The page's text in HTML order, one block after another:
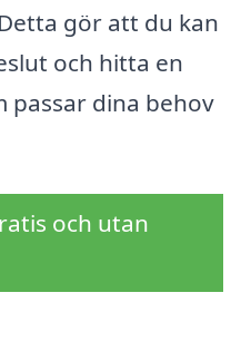
gör att du kan
och hitta en
dina behov
och utan